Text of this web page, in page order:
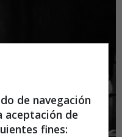
de navegación
aceptación de
fines: